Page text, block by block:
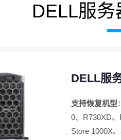
DELL服
DELL服
支持恢复机型
0、R730XD
Store 1000X